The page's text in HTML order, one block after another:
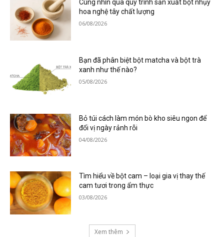
Cùng nhìn qua quy trình sản xuất bột nhụy
hoa nghệ tây chất lượng
06/08/2026
Bạn đã phân biệt bột matcha và bột trà
xanh như thế nào?
05/08/2026
Bỏ túi cách làm món bò kho siêu ngon để
đổi vị ngày rảnh rỗi
04/08/2026
Tìm hiểu về bột cam – loại gia vị thay thế
cam tươi trong ẩm thực
03/08/2026
Xem thêm